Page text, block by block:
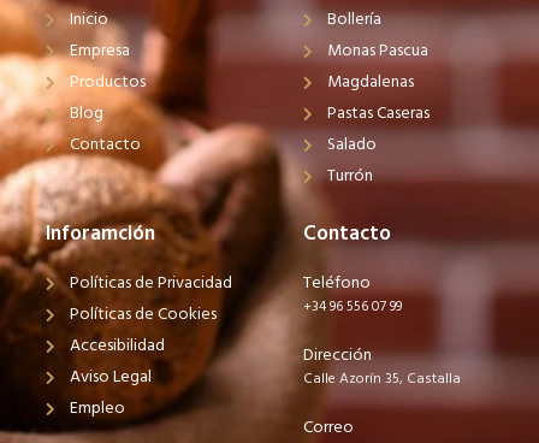
Inicio
Empresa
Productos
Blog
Contacto
Bollería
Monas Pascua
Magdalenas
Pastas Caseras
Salado
Turrón
Inforamción
Políticas de Privacidad
Políticas de Cookies
Accesibilidad
Aviso Legal
Empleo
Contacto
Teléfono
+34 96 556 07 99
Dirección
Calle Azorín 35, Castalla
Correo